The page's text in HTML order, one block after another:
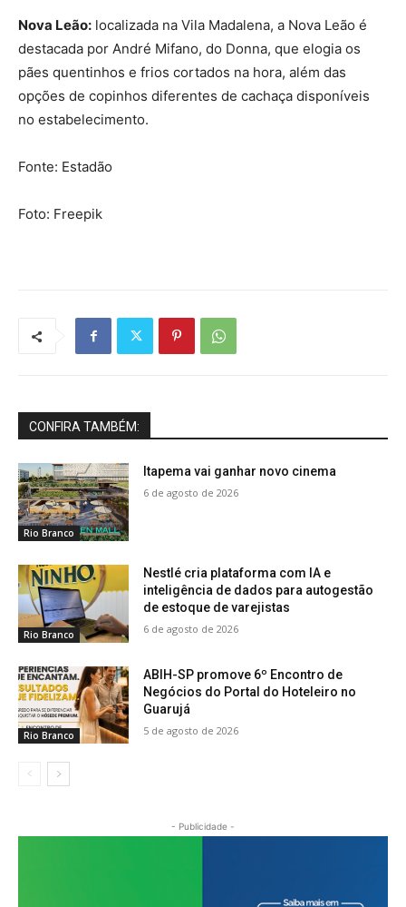
Nova Leão: localizada na Vila Madalena, a Nova Leão é
destacada por André Mifano, do Donna, que elogia os
pães quentinhos e frios cortados na hora, além das
opções de copinhos diferentes de cachaça disponíveis
no estabelecimento.
Fonte: Estadão
Foto: Freepik
CONFIRA TAMBÉM:
Rio Branco
Itapema vai ganhar novo cinema
6 de agosto de 2026
Rio Branco
Nestlé cria plataforma com IA e
inteligência de dados para autogestão
de estoque de varejistas
6 de agosto de 2026
Rio Branco
ABIH-SP promove 6º Encontro de
Negócios do Portal do Hoteleiro no
Guarujá
5 de agosto de 2026
- Publicidade -